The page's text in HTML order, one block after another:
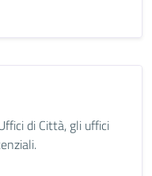
di Città, gli uffici